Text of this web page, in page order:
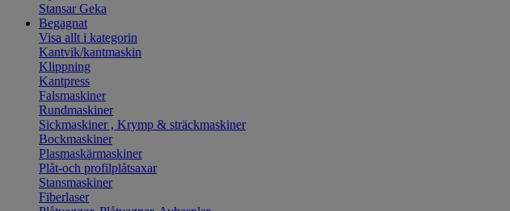
Stansar Geka
Begagnat
Visa allt i kategorin
Kantvik/kantmaskin
Klippning
Kantpress
Falsmaskiner
Rundmaskiner
Sickmaskiner , Krymp & sträckmaskiner
Bockmaskiner
Plasmaskärmaskiner
Plåt-och profilplåtsaxar
Stansmaskiner
Fiberlaser